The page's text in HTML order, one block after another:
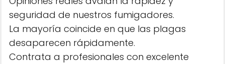
seguridad de nuestros fumigadores.
La mayoría coincide en que las plagas
desaparecen rápidamente.
Contrata a profesionales con excelente